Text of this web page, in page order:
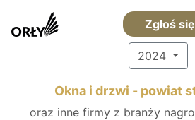
Zgłoś się
2024
Okna i drzwi - powiat
oraz inne firmy z branży